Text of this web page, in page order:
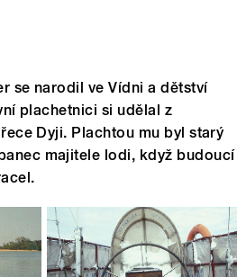
se narodil ve Vídni a dětství
plachetnici si udělal z
Dyji. Plachtou mu byl starý
majitele lodi, když budoucí